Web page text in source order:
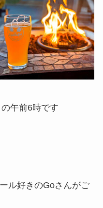
午前6時です
ル好きのGoさんがご